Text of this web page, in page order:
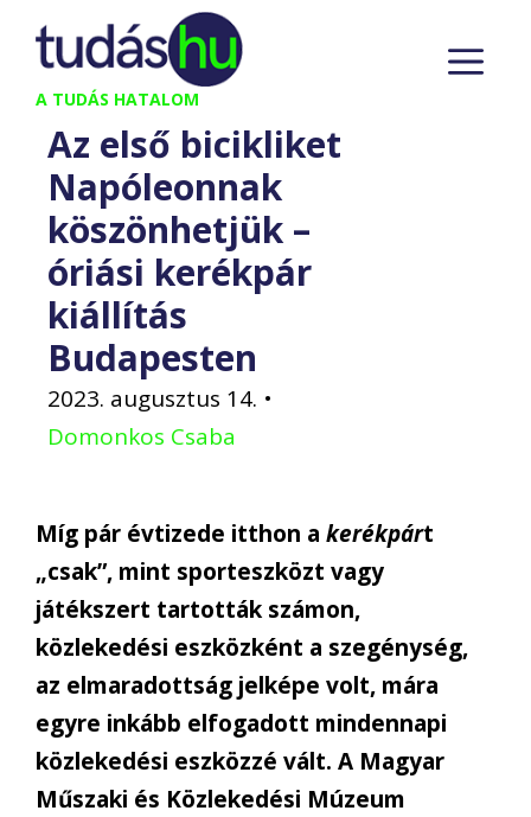
Kilépés
tartalomba
A TUDÁS HATALOM
Az első bicikliket
Napóleonnak
köszönhetjük –
óriási kerékpár
kiállítás
Budapesten
2023. augusztus 14. •
Domonkos Csaba
Míg pár évtizede itthon a kerékpárt
„csak”, mint sporteszközt vagy
játékszert tartották számon,
közlekedési eszközként a szegénység,
az elmaradottság jelképe volt, mára
egyre inkább elfogadott mindennapi
közlekedési eszközzé vált. A Magyar
Műszaki és Közlekedési Múzeum